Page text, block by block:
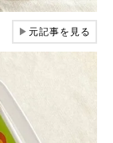
▶元記事を見る